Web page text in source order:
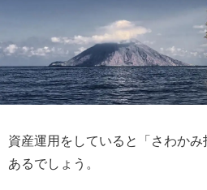
資産運用をしていると「さわか
あるでしょう。